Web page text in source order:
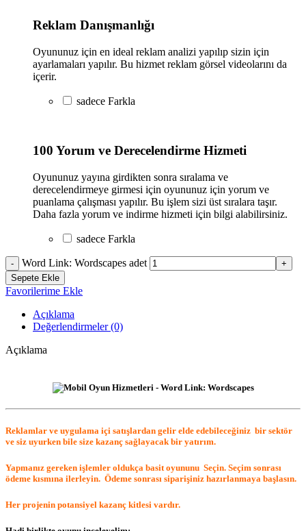
Reklam Danışmanlığı
Oyununuz için en ideal reklam analizi yapılıp sizin için
ayarlamaları yapılır. Bu hizmet reklam görsel videolarını da
içerir.
sadece Farkla
100 Yorum ve Derecelendirme Hizmeti
Oyununuz yayına girdikten sonra sıralama ve
derecelendirmeye girmesi için oyununuz için yorum ve
puanlama çalışması yapılır. Bu işlem sizi üst sıralara taşır.
Daha fazla yorum ve indirme hizmeti için bilgi alabilirsiniz.
sadece Farkla
Word Link: Wordscapes adet
Sepete Ekle
Favorilerime Ekle
Açıklama
Değerlendirmeler (0)
Açıklama
Reklamlar ve uygulama içi satışlardan gelir elde edebileceğiniz bir sektör
ve siz uyurken bile size kazanç sağlayacak bir yatırım.
Yapmanız gereken işlemler oldukça basit oyununu Seçin. Seçim sonrası
ödeme kısmına ilerleyin. Ödeme sonrası siparişiniz hazırlanmaya başlasın.
Her projenin potansiyel kazanç kitlesi vardır.